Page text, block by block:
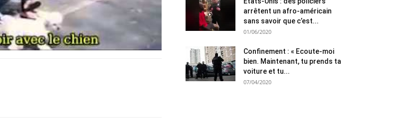
arrêtent un afro-américain
sans savoir que c’est...
01/06/2020
Confinement : « Ecoute-moi
bien. Maintenant, tu prends ta
voiture et tu...
07/04/2020